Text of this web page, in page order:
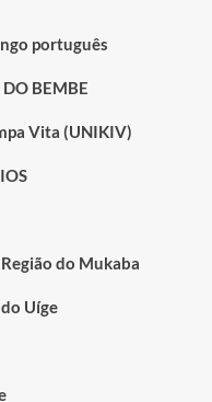
português
BEMBE
Vita (UNIKIV)
do Mukaba
Uíge